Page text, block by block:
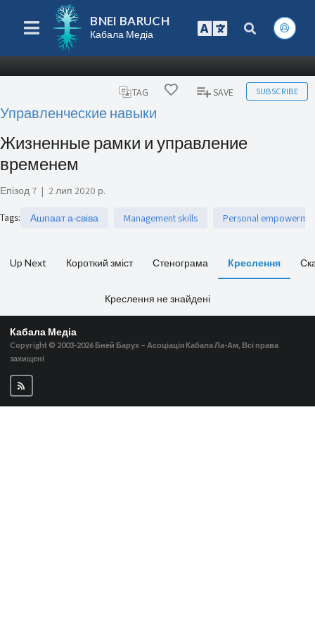
BNEI BARUCH
Кабала Медіа
TAG SAVE SUBSCRIBE
Управленческие навыки
Жизненные рамки и управление
временем
Епізод 7 | 2 лип 2020 р.
Tags: Ашпаат а-свіва Management skills Personal
Up Next Короткий зміст Стенограма Креслення
Креслення не знайдені
Кабала Медіа
Copyright © 2003-2026 Бней Барух – Асоціація Кабала Ла-Ам, Всі права
захищені